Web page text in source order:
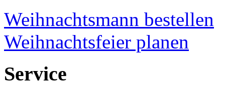
Weihnachtsmann bestellen
Weihnachtsfeier planen
Service